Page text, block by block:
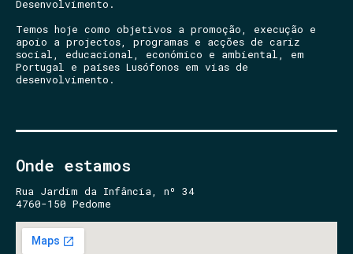
Desenvolvimento.
Temos hoje como objetivos a promoção, execução e
apoio a projectos, programas e acções de cariz
social, educacional, económico e ambiental, em
Portugal e países Lusófonos em vias de
desenvolvimento.
Onde estamos
Rua Jardim da Infância, nº 34
4760-150 Pedome